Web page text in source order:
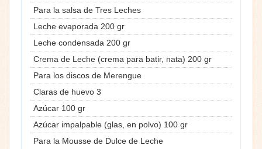
Para la salsa de Tres Leches
Leche evaporada 200 gr
Leche condensada 200 gr
Crema de Leche (crema para batir, nata) 200 gr
Para los discos de Merengue
Claras de huevo 3
Azúcar 100 gr
Azúcar impalpable (glas, en polvo) 100 gr
Para la Mousse de Dulce de Leche